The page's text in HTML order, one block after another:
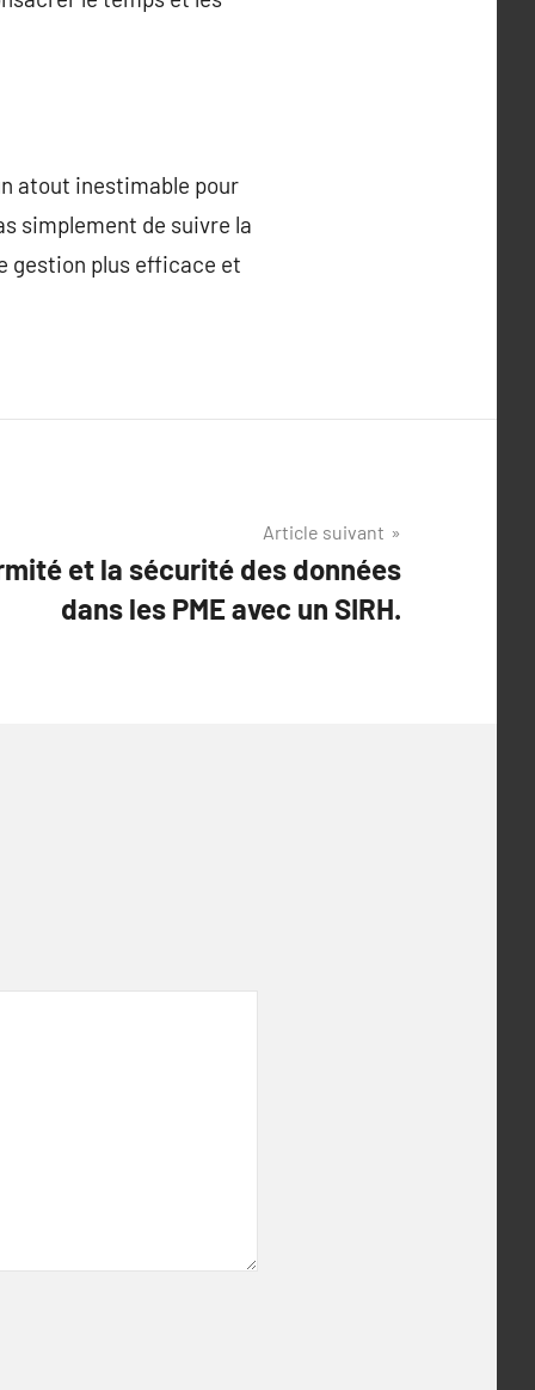
atout inestimable pour
simplement de suivre la
gestion plus efficace et
Article suivant
et la sécurité des données
dans les PME avec un SIRH.